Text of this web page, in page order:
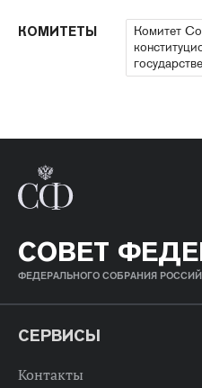
КОМИТЕТЫ
Комитет
СОВЕТ
ФЕДЕРАЛЬНОГО СОБРАНИЯ
СЕРВИСЫ
Контакты